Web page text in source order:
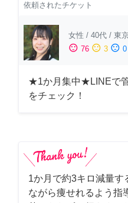
依頼されたチケット
女性 / 40代 / 東
sentiment_satisfied 76 sentiment_neutral 3 sentiment_dissatisfied 0
★1か月集中★LINEで
をチェック！
1か月で約3キロ減量す
ながら痩せれるよう指